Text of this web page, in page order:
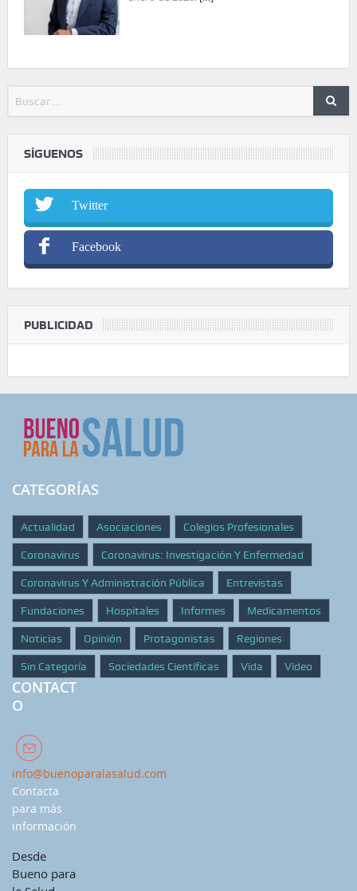
SÍGUENOS
Twitter
Facebook
PUBLICIDAD
CATEGORÍAS
Actualidad Asociaciones Colegios Profesionales
Coronavirus Coronavirus: Investigación Y Enfermedad
Coronavirus Y Administración Pública Entrevistas
Fundaciones Hospitales Informes Medicamentos
Noticias Opinión Protagonistas Regiones
Sin Categoría Sociedades Científicas Vida Video
CONTACT
O
info@buenoparalasalud.com
Contacta
para más
información
Desde
Bueno para